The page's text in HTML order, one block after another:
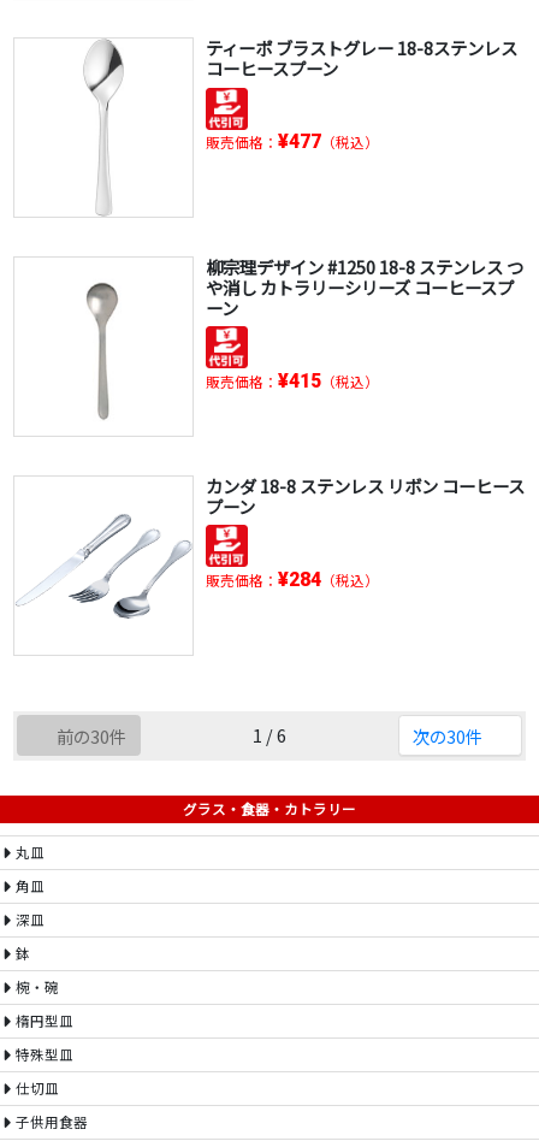
ティーポ ブラストグレー 18-8ステンレス
コーヒースプーン
販売価格： ¥477（税込）
柳宗理デザイン #1250 18-8 ステンレス つ
や消し カトラリーシリーズ コーヒースプ
ーン
販売価格： ¥415（税込）
カンダ 18-8 ステンレス リボン コーヒース
プーン
販売価格： ¥284（税込）
前の30件 1 / 6 次の30件
グラス・食器・カトラリー
丸皿
角皿
深皿
鉢
椀・碗
楕円型皿
特殊型皿
仕切皿
子供用食器